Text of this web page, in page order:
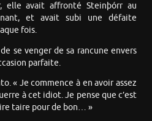
elle avait affronté Steinþórr au
et avait subi une défaite
fois.
se venger de sa rancune envers
parfaite.
« Je commence à en avoir assez
à cet idiot. Je pense que c’est
taire pour de bon… »